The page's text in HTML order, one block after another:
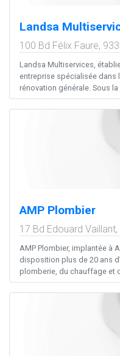
Landsa
100 Bd Félix Faure,
Landsa Multiservices,
entreprise spécialisée dans
rénovation générale. Sous la
AMP Plombier
17 Bd Edouard Vaillant,
AMP Plombier, implantée à
disposition plus de 20 ans
plomberie, du chauffage et